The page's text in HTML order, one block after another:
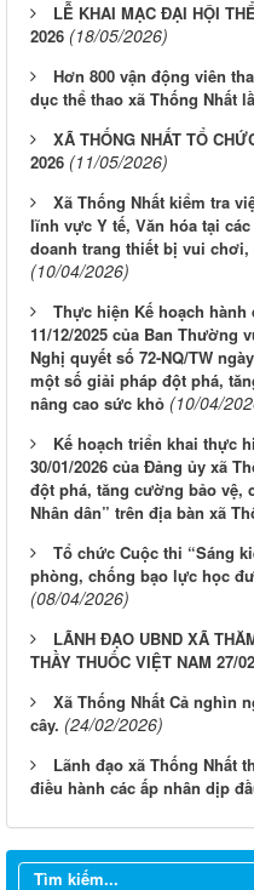
LỄ KHAI MẠC ĐẠI HỘI
2026 (18/05/2026)
Hơn 800 vận động viên
dục thể thao xã Thống Nhất
XÃ THỐNG NHẤT TỔ
2026 (11/05/2026)
Xã Thống Nhất kiểm tra
lĩnh vực Y tế, Văn hóa tại
doanh trang thiết bị vui
(10/04/2026)
Thực hiện Kế hoạch hành
11/12/2025 của Ban Thường
Nghị quyết số 72-NQ/TW
một số giải pháp đột phá,
nâng cao sức khỏ (10/04/
Kế hoạch triển khai thực
30/01/2026 của Đảng ủy xã
đột phá, tăng cường bảo vệ,
Nhân dân” trên địa bàn xã
Tổ chức Cuộc thi “Sáng
phòng, chống bạo lực học
(08/04/2026)
LÃNH ĐẠO UBND XÃ
THẦY THUỐC VIỆT NAM 27/
Xã Thống Nhất Cả nghìn
cây. (24/02/2026)
Lãnh đạo xã Thống Nhất
điều hành các ấp nhân dịp